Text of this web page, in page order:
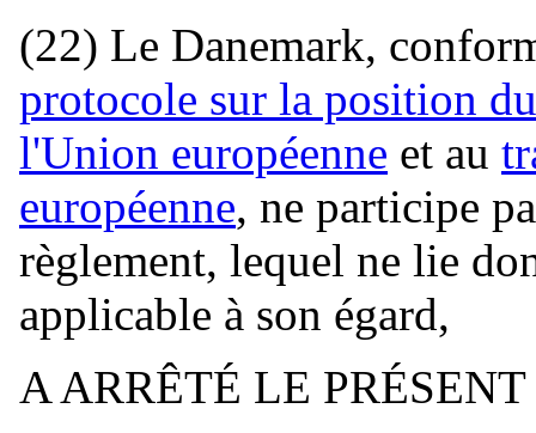
(22) Le Danemark,
protocole sur la position
l'Union européenne et au
européenne, ne participe
règlement, lequel ne lie
applicable à son égard,
A ARRÊTÉ LE